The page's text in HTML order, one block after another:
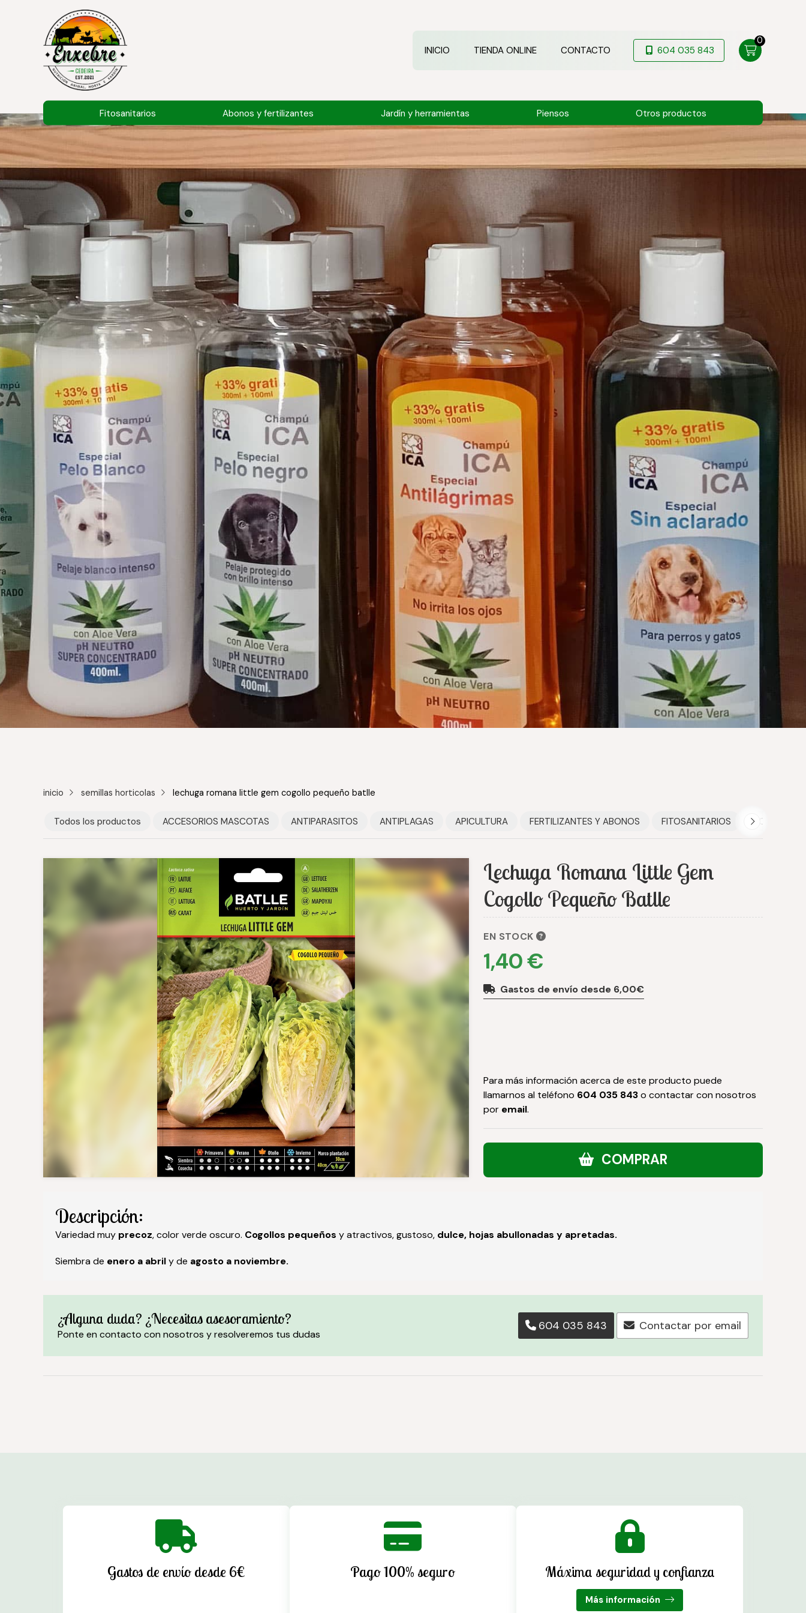
INICIO TIENDA ONLINE CONTACTO 604 035 843
0
Fitosanitarios Abonos y fertilizantes Jardín y herramientas Piensos Otros productos
inicio semillas horticolas lechuga romana little gem cogollo pequeño batlle
Todos los productos ACCESORIOS MASCOTAS ANTIPARASITOS ANTIPLAGAS APICULTURA FERTILIZANTES Y ABONOS FITOSANITARIOS HOGAR
Lechuga Romana Little Gem
Cogollo Pequeño Batlle
EN STOCK
1,40 €
Gastos de envío desde 6,00€
Para más información acerca de este producto puede
llamarnos al teléfono 604 035 843o contactar con nosotros
por email.
COMPRAR
Descripción:
Variedad muy precoz, color verde oscuro. Cogollos pequeños y atractivos, gustoso, dulce, hojas abullonadas y apretadas.
Siembra de enero a abrily de agosto a noviembre.
¿Alguna duda? ¿Necesitas asesoramiento?
Ponte en contacto con nosotros y resolveremos tus dudas
604 035 843 Contactar por email
Gastos de envío desde 6€ Pago 100% seguro Máxima seguridad y confianza
Más información